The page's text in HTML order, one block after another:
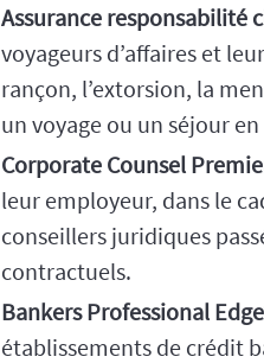
Assurance responsabilité
voyageurs d’affaires et
rançon, l’extorsion, la
un voyage ou un séjour
Corporate Counsel
leur employeur, dans le
conseillers juridiques
contractuels.
Bankers Professional
établissements de crédit